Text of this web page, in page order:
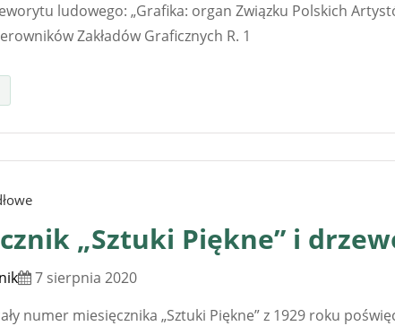
ludowego: „Grafika: organ Związku Polskich
Zakładów Graficznych R. 1
„Sztuki Piękne” i
7 sierpnia 2020
numer miesięcznika „Sztuki Piękne” z 1929 roku